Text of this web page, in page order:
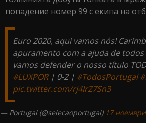
попадение номер 99 с екипа на
Euro 2020, aqui vamos nós!
apuramento com a ajuda de
vamos defender o nosso título
#LUXPOR| 0-2 | #TodosPortugal
pic.twitter.com/rj4IrZ7Sn3
— Portugal (@selecaoportugal) 17